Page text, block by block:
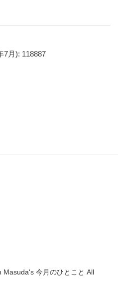
7月): 118887
今月のひとこと All